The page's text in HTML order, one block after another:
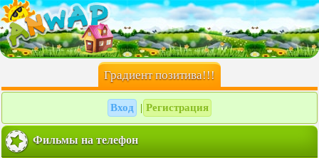
Градиент позитива!!!
Вход Регистрация
Фильмы на телефон